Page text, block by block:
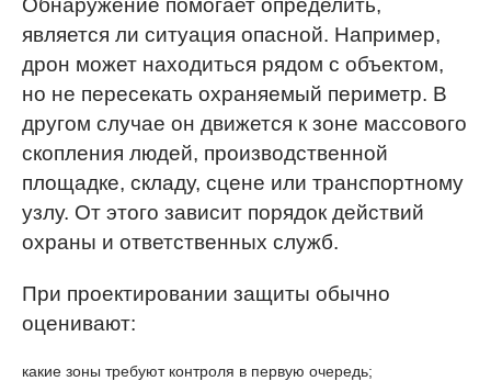
Обнаружение помогает определить,
является ли ситуация опасной. Например,
дрон может находиться рядом с объектом,
но не пересекать охраняемый периметр. В
другом случае он движется к зоне массового
скопления людей, производственной
площадке, складу, сцене или транспортному
узлу. От этого зависит порядок действий
охраны и ответственных служб.
При проектировании защиты обычно
оценивают:
какие зоны требуют контроля в первую очередь;